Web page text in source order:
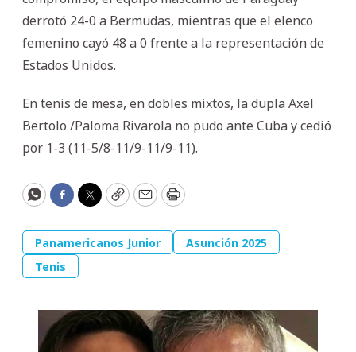
derrotó 24-0 a Bermudas, mientras que el elenco
femenino cayó 48 a 0 frente a la representación de
Estados Unidos.
En tenis de mesa, en dobles mixtos, la dupla Axel
Bertolo /Paloma Rivarola no pudo ante Cuba y cedió
por 1-3 (11-5/8-11/9-11/9-11).
WhatsApp
Facebook
Twitter
CopyEmailPrint
Panamericanos Junior
Asunción 2025
Tenis